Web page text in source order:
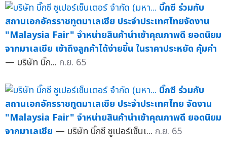
บิ๊กซี ร่วมกับ
สถานเอกอัครราชทูตมาเลเซีย ประจำประเทศไทยจัดงาน
"Malaysia Fair" จำหน่ายสินค้านำเข้าคุณภาพดี ยอดนิยม
จากมาเลเซีย เข้าถึงลูกค้าได้ง่ายขึ้น ในราคาประหยัด คุ้มค่า
— บริษัท บิ๊ก... ก.ย. 65
บิ๊กซี ร่วมกับ
สถานเอกอัครราชทูตมาเลเซีย ประจำประเทศไทย จัดงาน
"Malaysia Fair" จำหน่ายสินค้านำเข้าคุณภาพดี ยอดนิยม
จากมาเลเซีย — บริษัท บิ๊กซี ซูเปอร์เซ็นเ... ก.ย. 65